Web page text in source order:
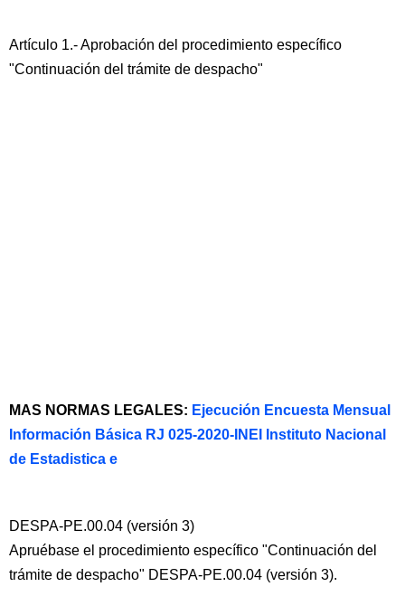
Artículo 1.- Aprobación del procedimiento específico
"Continuación del trámite de despacho"
MAS NORMAS LEGALES: Ejecución Encuesta Mensual
Información Básica RJ 025-2020-INEI Instituto Nacional
de Estadistica e
DESPA-PE.00.04 (versión 3)
Apruébase el procedimiento específico "Continuación del
trámite de despacho" DESPA-PE.00.04 (versión 3).